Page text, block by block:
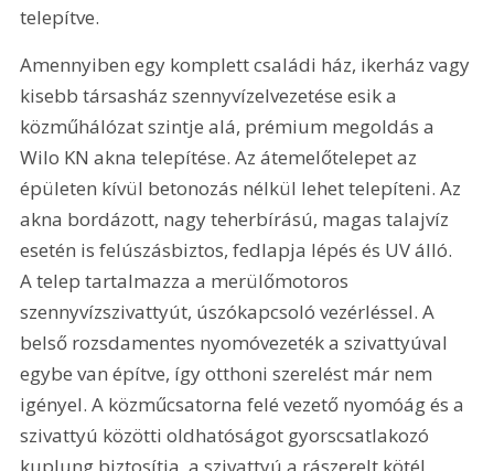
telepítve.
Amennyiben egy komplett családi ház, ikerház vagy
kisebb társasház szennyvízelvezetése esik a
közműhálózat szintje alá, prémium megoldás a
Wilo KN akna telepítése. Az átemelőtelepet az
épületen kívül betonozás nélkül lehet telepíteni. Az
akna bordázott, nagy teherbírású, magas talajvíz
esetén is felúszásbiztos, fedlapja lépés és UV álló.
A telep tartalmazza a merülőmotoros
szennyvízszivattyút, úszókapcsoló vezérléssel. A
belső rozsdamentes nyomóvezeték a szivattyúval
egybe van építve, így otthoni szerelést már nem
igényel. A közműcsatorna felé vezető nyomóág és a
szivattyú közötti oldhatóságot gyorscsatlakozó